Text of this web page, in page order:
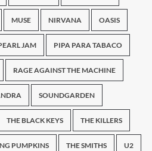
MUSE NIRVANA OASIS
JAM PIPA PARA TABACO
RAGE AGAINST THE MACHINE
SOUNDGARDEN
THE BLACK KEYS THE KILLERS
PUMPKINS THE SMITHS U2